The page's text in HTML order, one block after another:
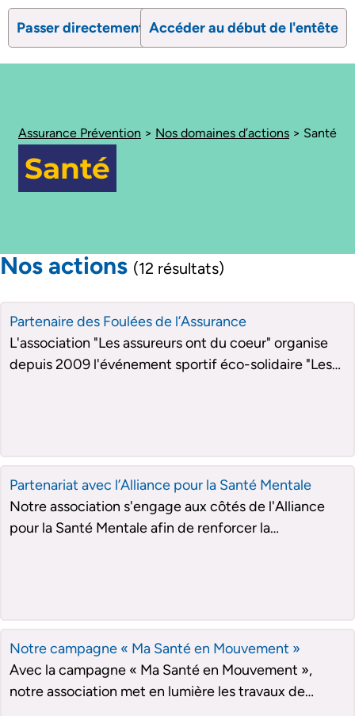
Passer directement au contenu
search
Accéder au début de l'entête
Assurance Prévention > Nos domaines d’actions > Santé
Santé
Nos actions (12 résultats)
Partenaire des Foulées de l’Assurance
L'association "Les assureurs ont du coeur" organise
depuis 2009 l'événement sportif éco-solidaire "Les
Partenariat avec l’Alliance pour la Santé Mentale
Notre association s'engage aux côtés de l'Alliance
pour la Santé Mentale afin de renforcer la
Notre campagne « Ma Santé en Mouvement »
Avec la campagne « Ma Santé en Mouvement »,
notre association met en lumière les travaux de